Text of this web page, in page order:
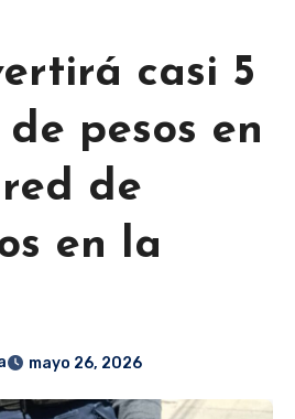
casi 5
pesos en
de
en la
mayo 26, 2026